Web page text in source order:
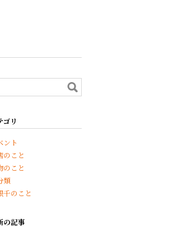
ゴリ
ント
のこと
のこと
類
千のこと
の記事